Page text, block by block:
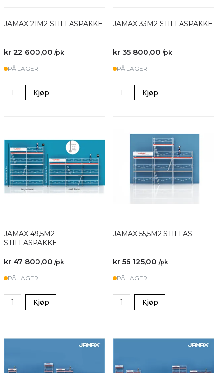
JAMAX 21M2 STILLASPAKKE
kr 22 600,00 /pk
PÅ LAGER
Kjøp
JAMAX 33M2 STILLASPAKKE
kr 35 800,00 /pk
PÅ LAGER
Kjøp
JAMAX 49,5M2
STILLASPAKKE
kr 47 800,00 /pk
PÅ LAGER
Kjøp
JAMAX 55,5M2 STILLAS
kr 56 125,00 /pk
PÅ LAGER
Kjøp